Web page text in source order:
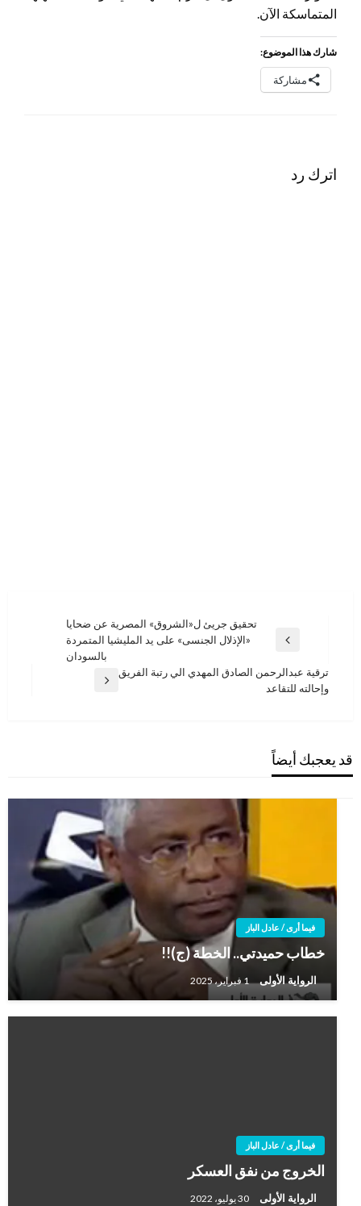
المتماسكة الآن.
شارك هذا الموضوع:
مشاركة
اترك رد
المقالات
المقالة
تحقيق جريئ ل«الشروق» المصرية عن ضحايا
«الإذلال الجنسى» على يد المليشيا المتمردة
بالسودان
المقالة
ترقية عبدالرحمن الصادق المهدي الي رتبة الفريق
وإحالته للتقاعد
قد يعجبك أيضاً
فيما أرى / عادل الباز
خطاب حميدتي.. الخطة (ج)!!
الرواية الأولى 1 فبراير، 2025
فيما أرى / عادل الباز
الخروج من نفق العسكر
الرواية الأولى 30 يوليو، 2022